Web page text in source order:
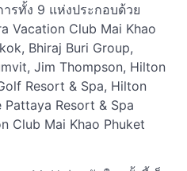
รทั้ง 9 แห่งประกอบด้วย
Vacation Club Mai Khao
Bhiraj Buri Group,
Jim Thompson, Hilton
Resort & Spa, Hilton
Pattaya Resort & Spa
Club Mai Khao Phuket